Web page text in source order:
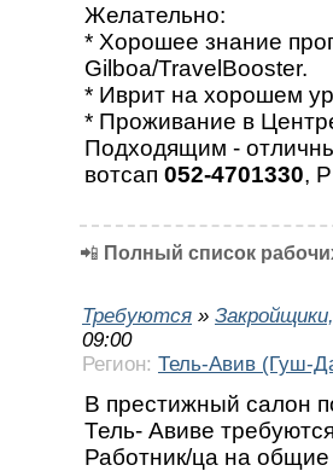
Желательно:
* Хорошее знание
Gilboa/TravelBooster.
* Иврит на хорошем
* Проживание в
Подходящим -
вотсап 052-4701330,
📲 Полный список
Требуются »
09:00
Регион: Тель-Авив (Гуш-
В престижный салон
Тель- Авиве
Работник/ца на